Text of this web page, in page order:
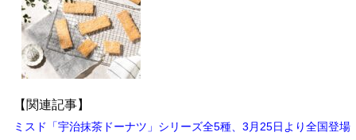
【関連記事】
ミスド「宇治抹茶ドーナツ」シリーズ全5種、3月25日より全国登